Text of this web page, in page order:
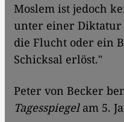
Moslem ist jedoch
unter einer
die Flucht oder ein
Schicksal erlöst."
Peter von Becker
Tagesspiegel am 5.